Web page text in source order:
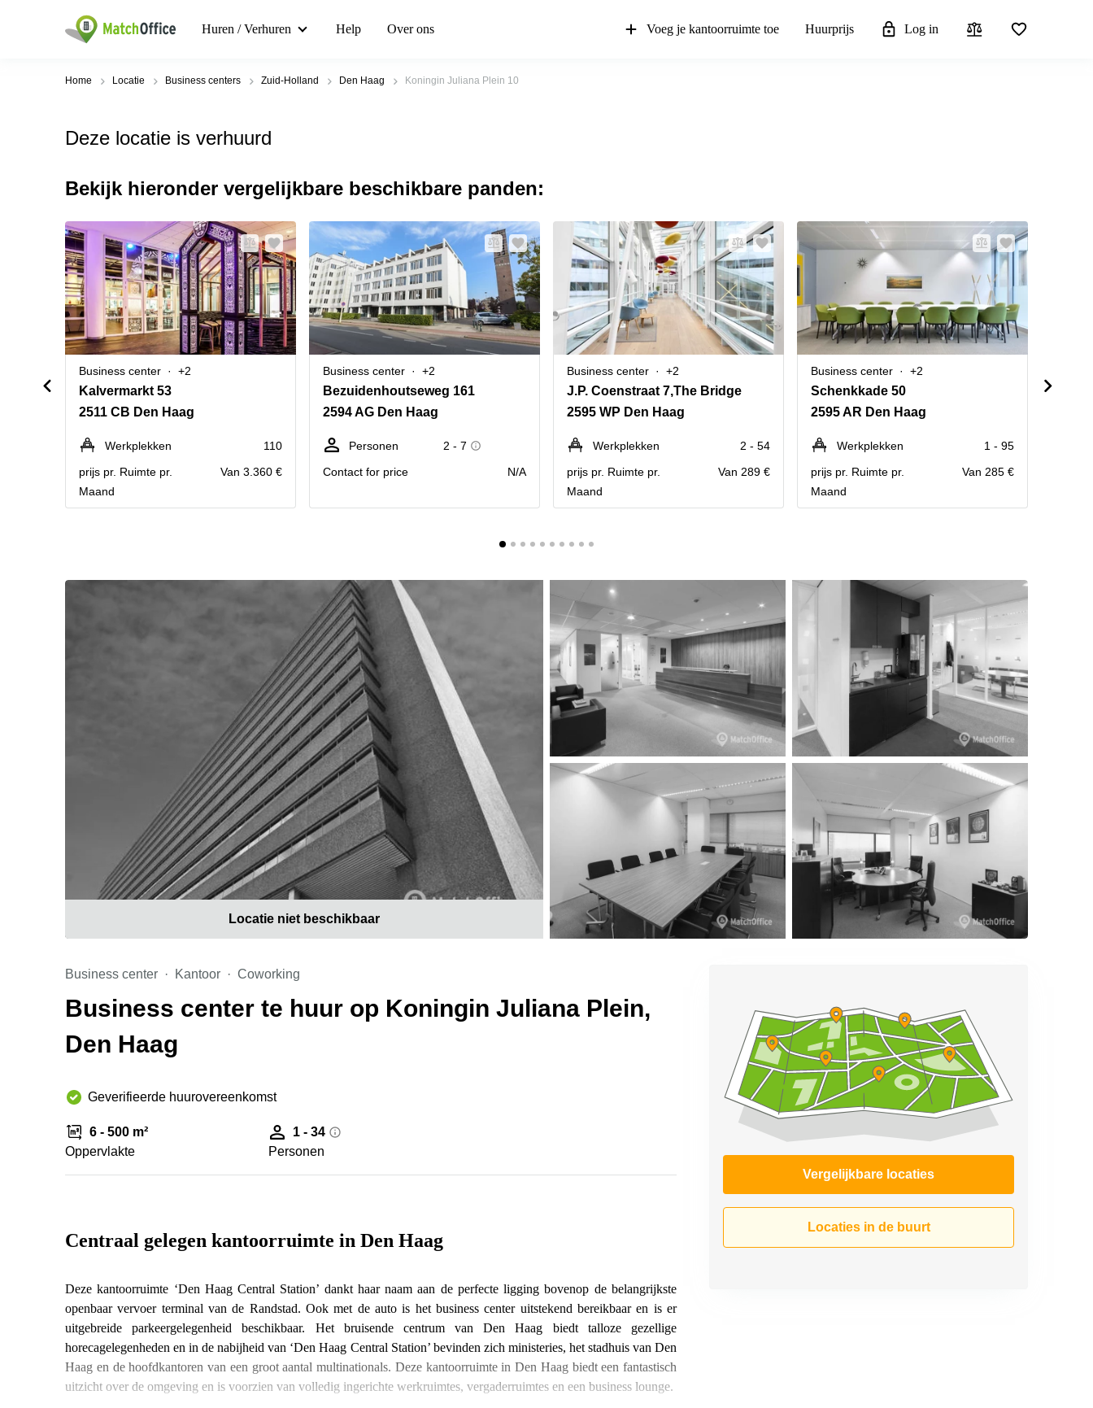
Huren / Verhuren Help Over ons Voeg je kantoorruimte toe Huurprijs Log in
Home Locatie Business centers Zuid-Holland Den Haag Koningin Juliana Plein 10
Deze locatie is verhuurd
Bekijk hieronder vergelijkbare beschikbare panden:
Business center +2
Kalvermarkt 53
2511 CB Den Haag
Werkplekken
110
prijs pr. Ruimte pr.
Maand
Van 3.360 €
Business center +2
Bezuidenhoutseweg 161
2594 AG Den Haag
Personen
2 - 7
Contact for price
N/A
Business center +2
J.P. Coenstraat 7,The Bridge
2595 WP Den Haag
Werkplekken
2 - 54
prijs pr. Ruimte pr.
Maand
Van 289 €
Business center +2
Schenkkade 50
2595 AR Den Haag
Werkplekken
1 - 95
prijs pr. Ruimte pr.
Maand
Van 285 €
Locatie niet beschikbaar
Business center Kantoor Coworking
Business center te huur op Koningin Juliana Plein,
Den Haag
Geverifieerde huurovereenkomst
6 - 500 m²
Oppervlakte
1 - 34
Personen
Vergelijkbare locaties
Locaties in de buurt
Centraal gelegen kantoorruimte in Den Haag
Deze kantoorruimte ‘Den Haag Central Station’ dankt haar naam aan de perfecte ligging bovenop de belangrijkste
openbaar vervoer terminal van de Randstad. Ook met de auto is het business center uitstekend bereikbaar en is er
uitgebreide parkeergelegenheid beschikbaar. Het bruisende centrum van Den Haag biedt talloze gezellige
horecagelegenheden en in de nabijheid van ‘Den Haag Central Station’ bevinden zich ministeries, het stadhuis van Den
Haag en de hoofdkantoren van een groot aantal multinationals. Deze kantoorruimte in Den Haag biedt een fantastisch
uitzicht over de omgeving en is voorzien van volledig ingerichte werkruimtes, vergaderruimtes en een business lounge.